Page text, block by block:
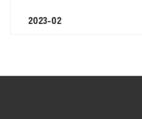
2023-02